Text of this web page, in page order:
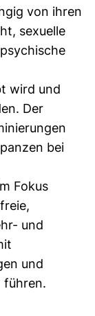
von ihren
sexuelle
wird und
Der
bei
Fokus
und
und
führen.